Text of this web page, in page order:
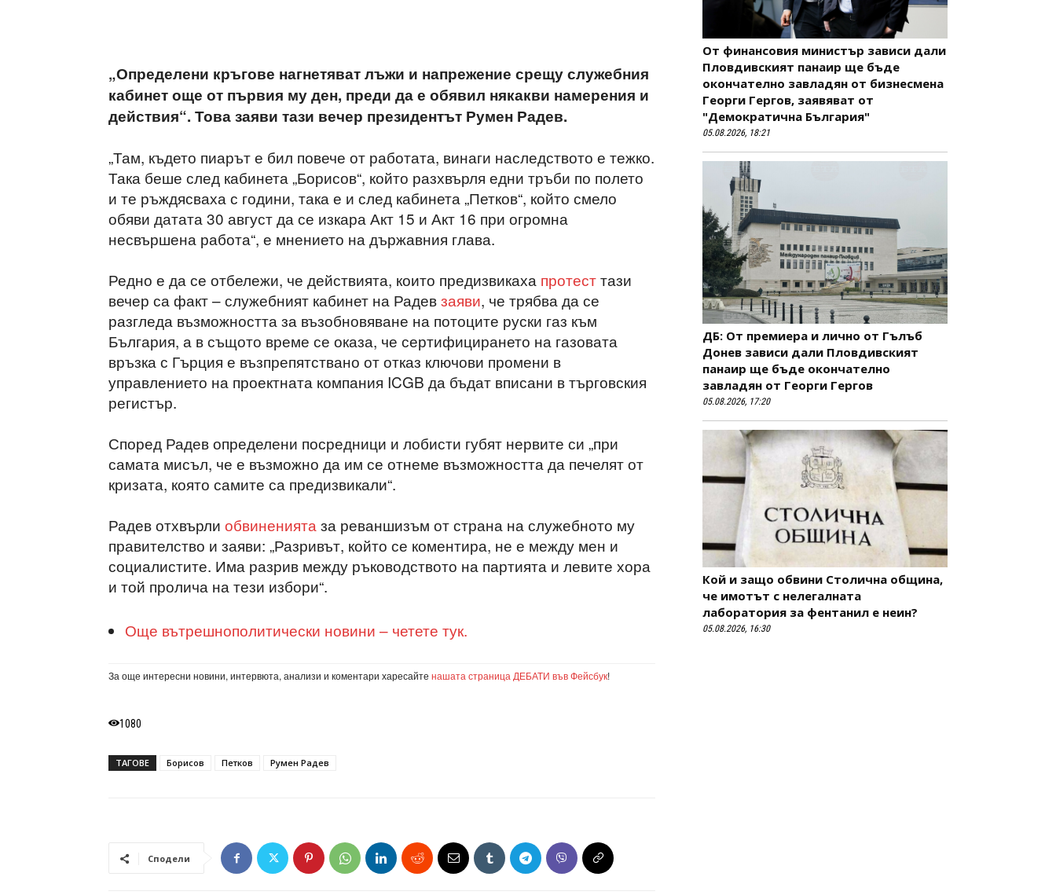
„Определени кръгове нагнетяват лъжи и напрежение срещу служебния
кабинет още от първия му ден, преди да е обявил някакви намерения и
действия“. Това заяви тази вечер президентът Румен Радев.
„Там, където пиарът е бил повече от работата, винаги наследството е тежко.
Така беше след кабинета „Борисов“, който разхвърля едни тръби по полето
и те ръждясваха с години, така е и след кабинета „Петков“, който смело
обяви датата 30 август да се изкара Акт 15 и Акт 16 при огромна
несвършена работа“, е мнението на държавния глава.
Редно е да се отбележи, че действията, които предизвикаха протесттази
вечер са факт – служебният кабинет на Радевзаяви, че трябва да се
разгледа възможността за възобновяване на потоците руски газ към
България, а в същото време се оказа, че сертифицирането на газовата
връзка с Гърция е възпрепятствано от отказ ключови промени в
управлението на проектната компания ICGB да бъдат вписани в търговския
регистър.
Според Радев определени посредници и лобисти губят нервите си „при
самата мисъл, че е възможно да им се отнеме възможността да печелят от
кризата, която самите са предизвикали“.
Радев отхвърли обвиненията за реваншизъм от страна на служебното му
правителство и заяви: „Разривът, който се коментира, не е между мен и
социалистите. Има разрив между ръководството на партията и левите хора
и той пролича на тези избори“.
Още вътрешнополитически новини – четете тук.
За още интересни новини, интервюта, анализи и коментари харесайте нашата страница ДЕБАТИ във Фейсбук!
1080
ТАГОВЕ Борисов Петков Румен Радев
Сподели
От финансовия министър зависи дали
Пловдивският панаир ще бъде
окончателно завладян от бизнесмена
Георги Гергов, заявяват от
"Демократична България"
05.08.2026, 18:21
ДБ: От премиера и лично от Гълъб
Донев зависи дали Пловдивският
панаир ще бъде окончателно
завладян от Георги Гергов
05.08.2026, 17:20
Кой и защо обвини Столична община,
че имотът с нелегалната
лаборатория за фентанил е неин?
05.08.2026, 16:30